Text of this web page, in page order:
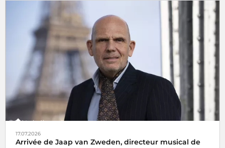
17.07.2026
Arrivée de Jaap van Zweden, directeur musical de